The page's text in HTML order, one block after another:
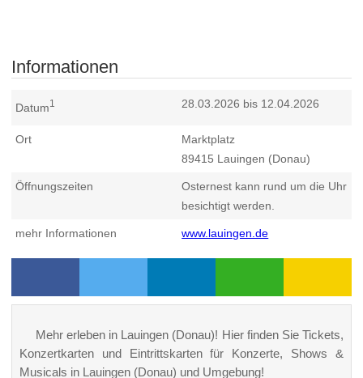
Informationen
Datum1 28.03.2026 bis 12.04.2026
Ort
Marktplatz
89415 Lauingen (Donau)
Öffnungszeiten
Osternest kann rund um die Uhr
besichtigt werden.
mehr Informationen www.lauingen.de
Mehr erleben in Lauingen (Donau)! Hier finden Sie Tickets,
Konzertkarten und Eintrittskarten für Konzerte, Shows &
Musicals in Lauingen (Donau) und Umgebung!